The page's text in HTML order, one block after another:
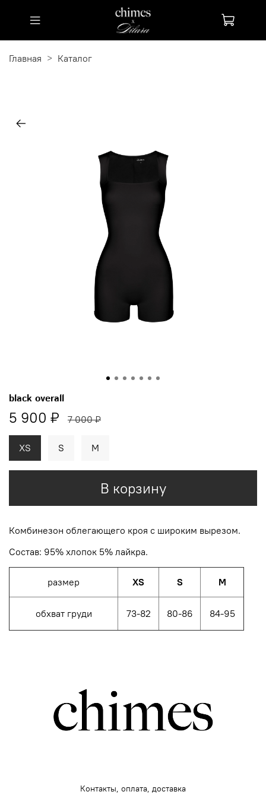
Главная Каталог
black overall
5 900 ₽ 7 000 ₽
В корзину
XS S M
Комбинезон облегающего кроя с широким вырезом.
Состав: 95% хлопок 5% лайкра.
размер XS S M
обхват груди 73-82 80-86 84-95
Контакты, оплата, доставка